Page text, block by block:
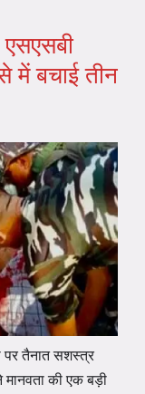
में बचाई तीन
पर तैनात सशस्त्र
मानवता की एक बड़ी